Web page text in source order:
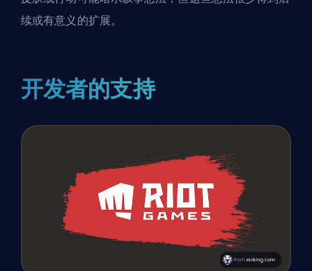
续或有意义的扩展。
开发者的支持